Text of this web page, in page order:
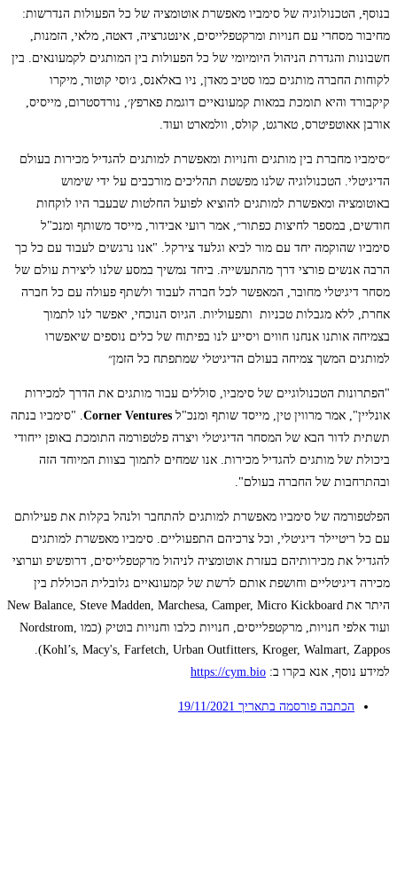
בנוסף, הטכנולוגיה של סימביו מאפשרת אוטומציה של כל הפעולות הנדרשות:
מחיבור מסחרי עם חנויות ומרקטפלייסים, אינטגרציה, דאטה, מלאי, הזמנות,
חשבונות והגדרת הניהול היומיומי של כל הפעולות בין המותגים לקמעונאים. בין
לקוחות החברה מותגים כמו סטיב מאדן, ניו באלאנס, ג׳וסי קוטור, מיקרו
קיקבורד והיא תומכת במאות קמעונאיים דוגמת פארפץ׳, נורדסטרום, מייסיס,
אורבן אאוטפיטרס, טארגט, קולס, וולמארט ועוד.
״סימביו מחברת בין מותגים וחנויות ומאפשרת למותגים להגדיל מכירות בעולם
הדיגיטלי. הטכנולוגיה שלנו מפשטת תהליכים מורכבים על ידי שימוש
באוטומציה ומאפשרת למותגים להוציא לפועל החלטות שבעבר היו לוקחות
חודשים, במספר לחיצות כפתור״, אמר רועי אבידור, מייסד משותף ומנכ"ל
סימביו שהוקמה יחד עם מור לביא וגלעד צירקל. "אנו נרגשים לעבוד עם כל כך
הרבה אנשים פורצי דרך מהתעשייה. ביחד נמשיך במסע שלנו ליצירת עולם של
מסחר דיגיטלי מחובר, המאפשר לכל חברה לעבוד ולשתף פעולה עם כל חברה
אחרת, ללא מגבלות טכניות ותפעוליות. הגיוס הנוכחי, יאפשר לנו לתמוך
בצמיחה אותנו אנחנו חווים ויסייע לנו בפיתוח של כלים נוספים שיאפשרו
למותגים המשך צמיחה בעולם הדיגיטלי שמתפתח כל הזמן״
"הפתרונות הטכנולוגיים של סימביו, סוללים עבור מותגים את הדרך למכירות
אונליין", אמר מרווין טין, מייסד שותף ומנכ"ל Corner Ventures. "סימביו בנתה
תשתית לדור הבא של המסחר הדיגיטלי ויצרה פלטפורמה התומכת באופן ייחודי
ביכולת של מותגים להגדיל מכירות. אנו שמחים לתמוך בצוות המיוחד הזה
ובהתרחבות של החברה בעולם".
הפלטפורמה של סימביו מאפשרת למותגים להתחבר ולנהל בקלות את פעילותם
עם כל ריטיילר דיגיטלי, וכל צרכיהם התפעוליים. סימביו מאפשרת למותגים
להגדיל את מכירותיהם בעזרת אוטומציה לניהול מרקטפלייסים, דרופשיפ וערוצי
מכירה דיגיטליים וחושפת אותם לרשת של קמעונאיים גלובלית הכוללת בין
היתר את New Balance, Steve Madden, Marchesa, Camper, Micro Kickboard
ועוד אלפי חנויות, מרקטפלייסים, חנויות כלבו וחנויות בוטיק (כמו Nordstrom,
Kohl’s, Macy's, Farfetch, Urban Outfitters, Kroger, Walmart, Zappos).
למידע נוסף, אנא בקרו ב: https://cym.bio
הכתבה פורסמה בתאריך 19/11/2021